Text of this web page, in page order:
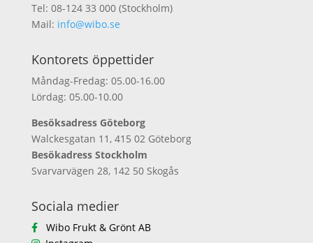
Tel: 08-124 33 000 (Stockholm)
Mail: info@wibo.se
Kontorets öppettider
Måndag-Fredag: 05.00-16.00
Lördag: 05.00-10.00
Besöksadress Göteborg
Walckesgatan 11, 415 02 Göteborg
Besökadress Stockholm
Svarvarvägen 28, 142 50 Skogås
Sociala medier
Wibo Frukt & Grönt AB